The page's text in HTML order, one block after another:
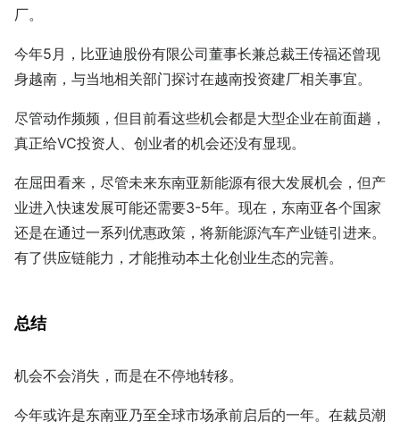
厂。
今年5月，比亚迪股份有限公司董事长兼总裁王传福还曾现
身越南，与当地相关部门探讨在越南投资建厂相关事宜。
尽管动作频频，但目前看这些机会都是大型企业在前面趟，
真正给VC投资人、创业者的机会还没有显现。
在屈田看来，尽管未来东南亚新能源有很大发展机会，但产
业进入快速发展可能还需要3-5年。现在，东南亚各个国家
还是在通过一系列优惠政策，将新能源汽车产业链引进来。
有了供应链能力，才能推动本土化创业生态的完善。
总结
机会不会消失，而是在不停地转移。
今年或许是东南亚乃至全球市场承前启后的一年。在裁员潮